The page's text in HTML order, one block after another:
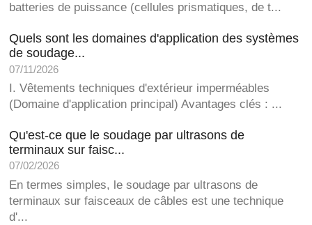
batteries de puissance (cellules prismatiques, de t...
Quels sont les domaines d'application des systèmes
de soudage...
07/11/2026
I. Vêtements techniques d'extérieur imperméables
(Domaine d'application principal) Avantages clés : ...
Qu'est-ce que le soudage par ultrasons de
terminaux sur faisc...
07/02/2026
En termes simples, le soudage par ultrasons de
terminaux sur faisceaux de câbles est une technique
d'...